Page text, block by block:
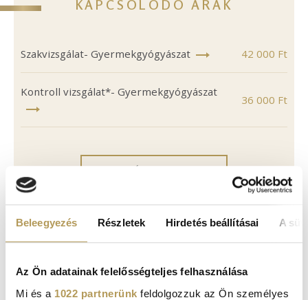
Beleegyezés Részletek Hirdetés beállításai A
Az Ön adatainak felelősségteljes felhasználása
Mi és a 1022 partnerünk feldolgozzuk az Ön személyes
KAPCSOLÓDÓ ÁRAK
Szakvizsgálat- Gyermekgyógyászat 42 000 Ft
Kontroll vizsgálat*- Gyermekgyógyászat
36 000 Ft
TELJES ÁRLISTA
KAPCSOLÓDÓ GALÉRIÁK